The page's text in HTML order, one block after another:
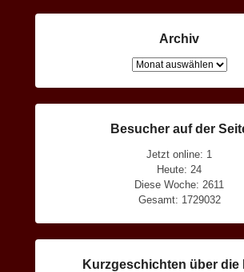
Archiv
Archiv
Besucher auf der
Jetzt online: 1
Heute: 24
Diese Woche: 2611
Gesamt: 1729032
Kurzgeschichten über die